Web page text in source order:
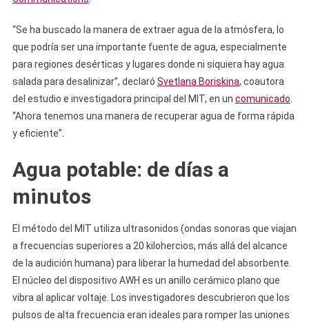
“Se ha buscado la manera de extraer agua de la atmósfera, lo
que podría ser una importante fuente de agua, especialmente
para regiones desérticas y lugares donde ni siquiera hay agua
salada para desalinizar”, declaró Svetlana Boriskina, coautora
del estudio e investigadora principal del MIT, en un comunicado
“Ahora tenemos una manera de recuperar agua de forma rápida
y eficiente”.
Agua potable: de días a
minutos
El método del MIT utiliza ultrasonidos (ondas sonoras que viajan
a frecuencias superiores a 20 kilohercios, más allá del alcance
de la audición humana) para liberar la humedad del absorbente.
El núcleo del dispositivo AWH es un anillo cerámico plano que
vibra al aplicar voltaje. Los investigadores descubrieron que los
pulsos de alta frecuencia eran ideales para romper las uniones